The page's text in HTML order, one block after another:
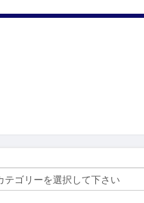
テゴリーを選択して下さい